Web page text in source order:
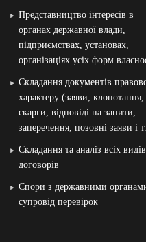
Представництво інтересів в
органах державної влади,
підприємствах, установах,
організаціях усіх форм
Складання документів
характеру (заяви, клопотання,
скарги, відповіді на запити,
заперечення, позовні заяви і
Складання та аналіз всіх видів
договорів
Спори з державними
супровід перевірок